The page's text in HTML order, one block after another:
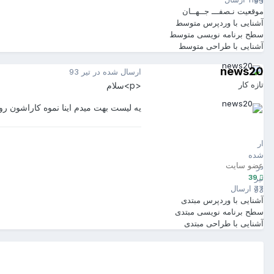
موقعیت نـصفـــ جــهــان
آشنایی با وردپرس متوسط
سطح برنامه نویسی متوسط
آشنایی با طراحی متوسط
ارسال
شده
در
تیر
93
news20
تازه کار
عضو سایت
39
77 ارسال
آشنایی با وردپرس مبتدی
سطح برنامه نویسی مبتدی
آشنایی با طراحی مبتدی
ارسال شده در تیر 93
<p>سلام
یه لیست بهت میدم اینا نموه کاراشون